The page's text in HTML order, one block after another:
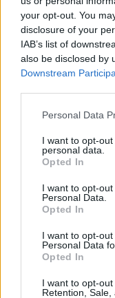
your opt-out. You
disclosure of your
IAB’s list of
also be disclosed by
Downstream
Please note that
not limited to your
grant or deny
use your data for
consent section.
Personal Data
I want to opt-
personal data.
Opted In
I want to opt-
Personal Data.
Opted In
I want to opt-
Personal Data
Opted In
I want to opt-out
Retention,
Csendélet 5.0:
remek
Szolnok
Ha csak ezeket a
egyik
Szolnok